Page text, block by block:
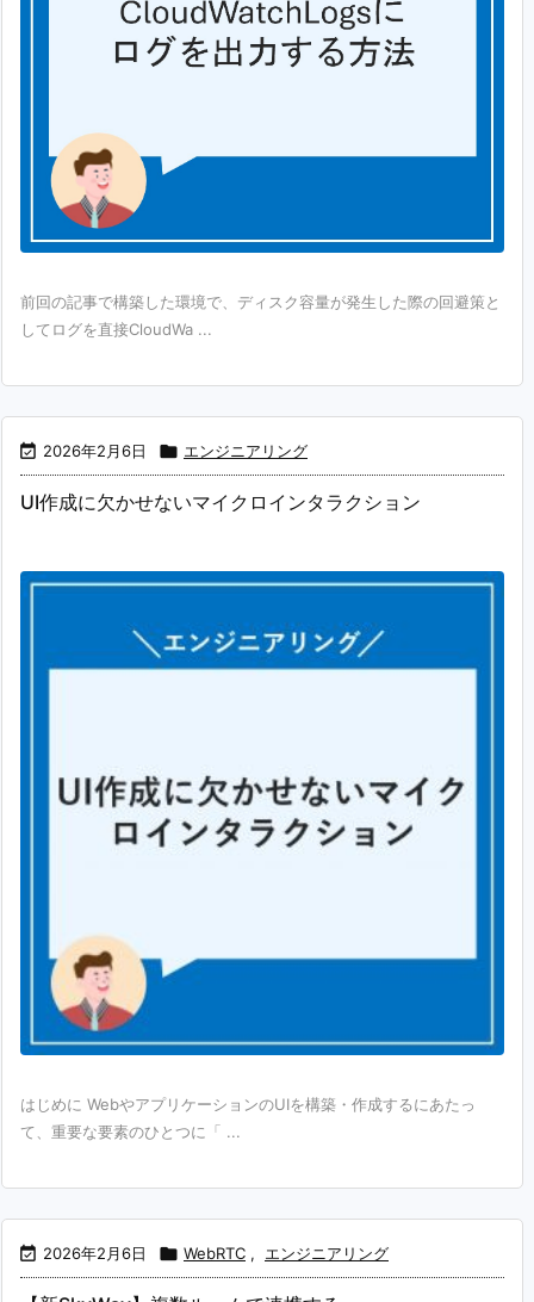
前回の記事で構築した環境で、ディスク容量が発生した際の回避策と
してログを直接CloudWa ...
 2026年2月6日  エンジニアリング
UI作成に欠かせないマイクロインタラクション
はじめに WebやアプリケーションのUIを構築・作成するにあたっ
て、重要な要素のひとつに「 ...
 2026年2月6日  WebRTC , エンジニアリング